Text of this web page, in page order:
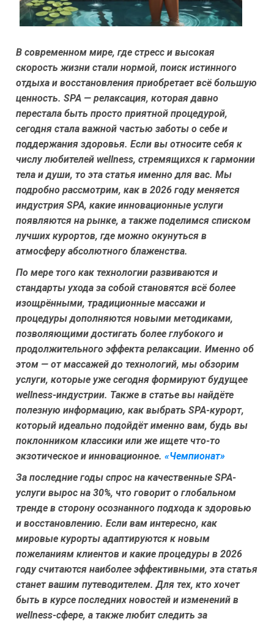
В современном мире, где стресс и высокая
скорость жизни стали нормой, поиск истинного
отдыха и восстановления приобретает всё большую
ценность. SPA — релаксация, которая давно
перестала быть просто приятной процедурой,
сегодня стала важной частью заботы о себе и
поддержания здоровья. Если вы относите себя к
числу любителей wellness, стремящихся к гармонии
тела и души, то эта статья именно для вас. Мы
подробно рассмотрим, как в 2026 году меняется
индустрия SPA, какие инновационные услуги
появляются на рынке, а также поделимся списком
лучших курортов, где можно окунуться в
атмосферу абсолютного блаженства.
По мере того как технологии развиваются и
стандарты ухода за собой становятся всё более
изощрёнными, традиционные массажи и
процедуры дополняются новыми методиками,
позволяющими достигать более глубокого и
продолжительного эффекта релаксации. Именно об
этом — от массажей до технологий, мы обзорим
услуги, которые уже сегодня формируют будущее
wellness-индустрии. Также в статье вы найдёте
полезную информацию, как выбрать SPA-курорт,
который идеально подойдёт именно вам, будь вы
поклонником классики или же ищете что-то
экзотическое и инновационное. «Чемпионат»
За последние годы спрос на качественные SPA-
услуги вырос на 30%, что говорит о глобальном
тренде в сторону осознанного подхода к здоровью
и восстановлению. Если вам интересно, как
мировые курорты адаптируются к новым
пожеланиям клиентов и какие процедуры в 2026
году считаются наиболее эффективными, эта статья
станет вашим путеводителем. Для тех, кто хочет
быть в курсе последних новостей и изменений в
wellness-сфере, а также любит следить за